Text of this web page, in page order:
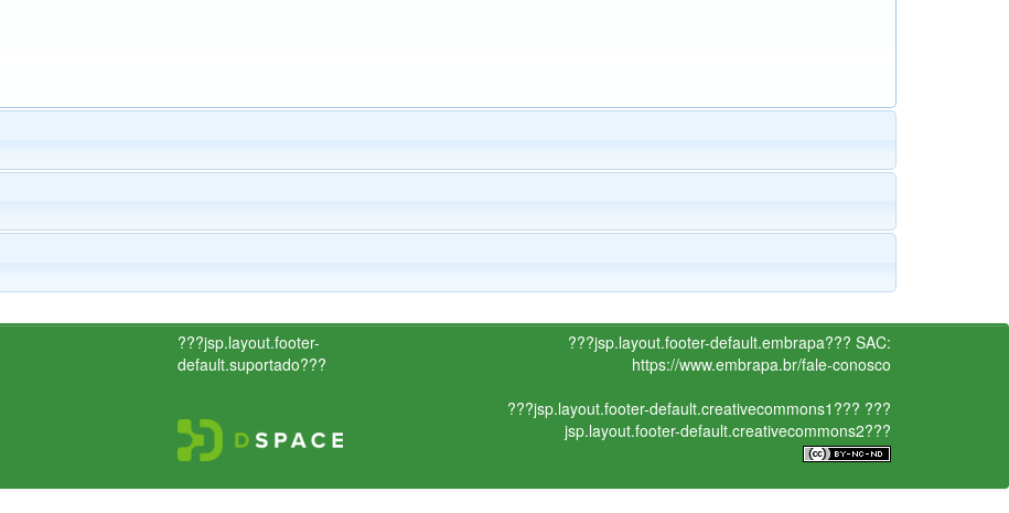
???jsp.layout.footer-
default.suportado???
???jsp.layout.footer-default.embrapa??? SAC:
https://www.embrapa.br/fale-conosco
???jsp.layout.footer-default.creativecommons1??? ???
jsp.layout.footer-default.creativecommons2???